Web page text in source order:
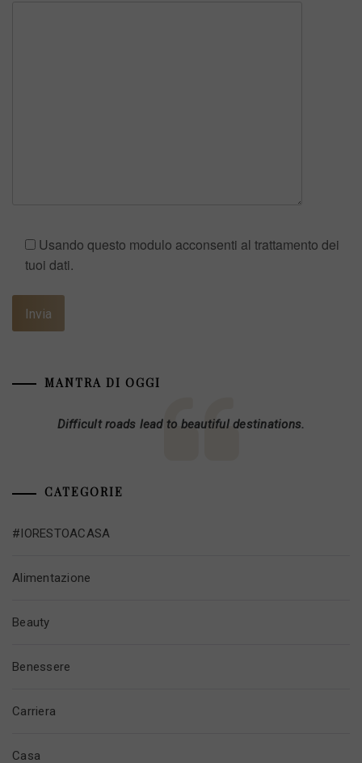
Usando questo modulo acconsenti al trattamento dei
tuoi dati.
MANTRA DI OGGI
Difficult roads lead to beautiful destinations.
CATEGORIE
#IORESTOACASA
Alimentazione
Beauty
Benessere
Carriera
Casa